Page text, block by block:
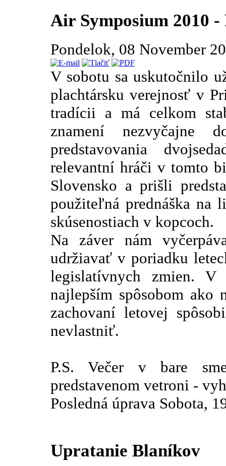
Air Symposium 2010
Pondelok, 08 November
V sobotu sa uskutočnilo
plachtársku verejnosť v
tradícii a má celkom
znamení nezvyčajne
predstavovania
relevantní hráči v tomto
Slovensko a prišli
použiteľná prednáška na
skúsenostiach v kopcoch.
Na záver nám
udržiavať v poriadku
legislatívnych zmien.
najlepším spôsobom ako
zachovaní letovej
nevlastniť.
P.S. Večer v bare
predstavenom vetroni -
Posledná úprava Sobota,
Upratanie Blaníkov